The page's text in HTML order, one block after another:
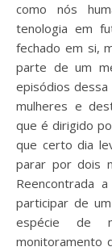
como nós
tenologia em
fechado em si,
parte de um
episódios
mulheres e
que é dirigido
que certo dia
parar por dois
Reencontrada
participar de
espécie de
monitoramento